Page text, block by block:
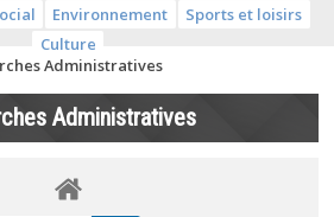
Environnement
Sports et loisirs
Culture
Administratives
Administratives